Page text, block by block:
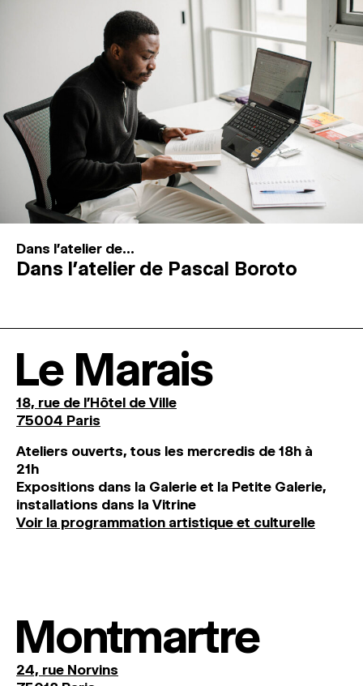
Dans l'atelier de...
Dans l’atelier de Pascal Boroto
Le Marais
18, rue de l'Hôtel de Ville
75004 Paris
Ateliers ouverts, tous les mercredis de 18h à
21h
Expositions dans la Galerie et la Petite Galerie,
installations dans la Vitrine
Voir la programmation artistique et culturelle
Montmartre
24, rue Norvins